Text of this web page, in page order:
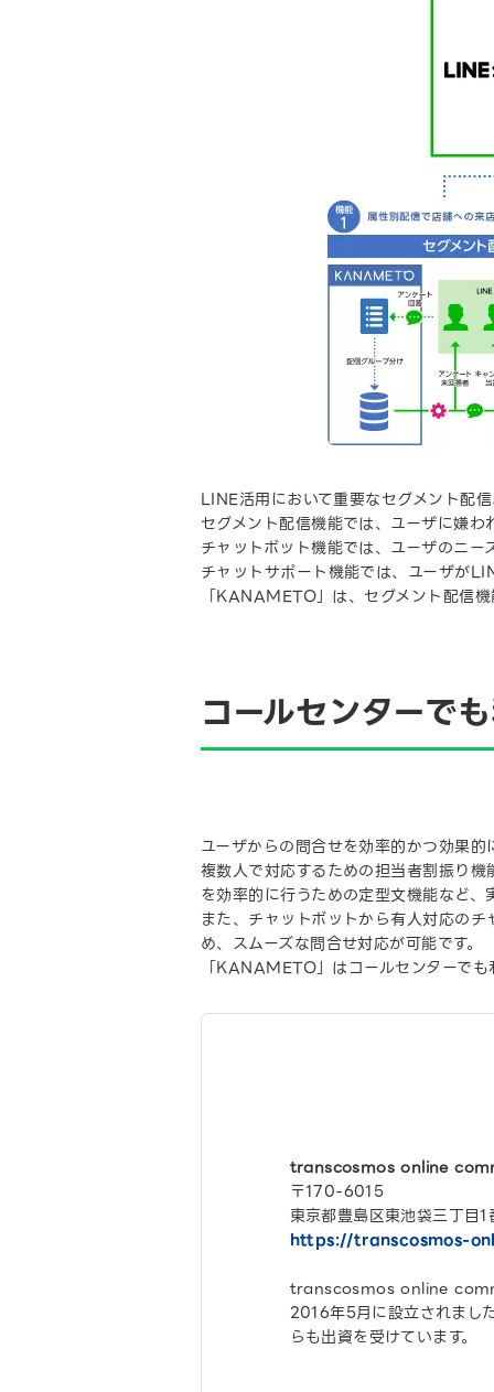
LINE活用において重要なセグメント配
セグメント配信機能では、ユーザに嫌
チャットボット機能では、ユーザのニ
チャットサポート機能では、ユーザが
「KANAMETO」は、セグメント配信
コールセンターで
ユーザからの問合せを効率的かつ効果
複数人で対応するための担当者割振り
を効率的に行うための定型文機能など
また、チャットボットから有人対応の
め、スムーズな問合せ対応が可能です。
「KANAMETO」はコールセンターで
transcosmos online
〒170-6015
東京都豊島区東池袋三丁目
https://transcosmos-
transcosmos online
2016年5月に設立されまし
らも出資を受けています。